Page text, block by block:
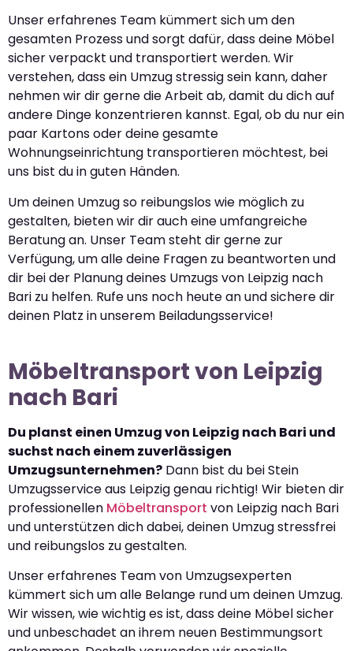
Unser erfahrenes Team kümmert sich um den
gesamten Prozess und sorgt dafür, dass deine Möbel
sicher verpackt und transportiert werden. Wir
verstehen, dass ein Umzug stressig sein kann, daher
nehmen wir dir gerne die Arbeit ab, damit du dich auf
andere Dinge konzentrieren kannst. Egal, ob du nur ein
paar Kartons oder deine gesamte
Wohnungseinrichtung transportieren möchtest, bei
uns bist du in guten Händen.
Um deinen Umzug so reibungslos wie möglich zu
gestalten, bieten wir dir auch eine umfangreiche
Beratung an. Unser Team steht dir gerne zur
Verfügung, um alle deine Fragen zu beantworten und
dir bei der Planung deines Umzugs von Leipzig nach
Bari zu helfen. Rufe uns noch heute an und sichere dir
deinen Platz in unserem Beiladungsservice!
Möbeltransport von Leipzig
nach Bari
Du planst einen Umzug von Leipzig nach Bari und
suchst nach einem zuverlässigen
Umzugsunternehmen? Dann bist du bei Stein
Umzugsservice aus Leipzig genau richtig! Wir bieten dir
professionellen Möbeltransport von Leipzig nach Bari
und unterstützen dich dabei, deinen Umzug stressfrei
und reibungslos zu gestalten.
Unser erfahrenes Team von Umzugsexperten
kümmert sich um alle Belange rund um deinen Umzug.
Wir wissen, wie wichtig es ist, dass deine Möbel sicher
und unbeschadet an ihrem neuen Bestimmungsort